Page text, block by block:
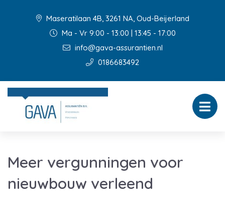
Maseratilaan 4B, 3261 NA, Oud-Beijerland
Ma - Vr 9:00 - 13:00 | 13:45 - 17:00
info@gava-assurantien.nl
0186683492
Meer vergunningen voor
nieuwbouw verleend